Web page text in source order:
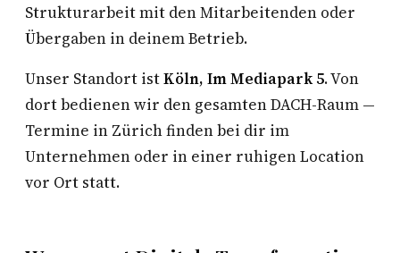
Strukturarbeit mit den Mitarbeitenden oder
Übergaben in deinem Betrieb.
Unser Standort istKöln, Im Mediapark 5. Von
dort bedienen wir den gesamten DACH-Raum —
Termine in Zürich finden bei dir im
Unternehmen oder in einer ruhigen Location
vor Ort statt.